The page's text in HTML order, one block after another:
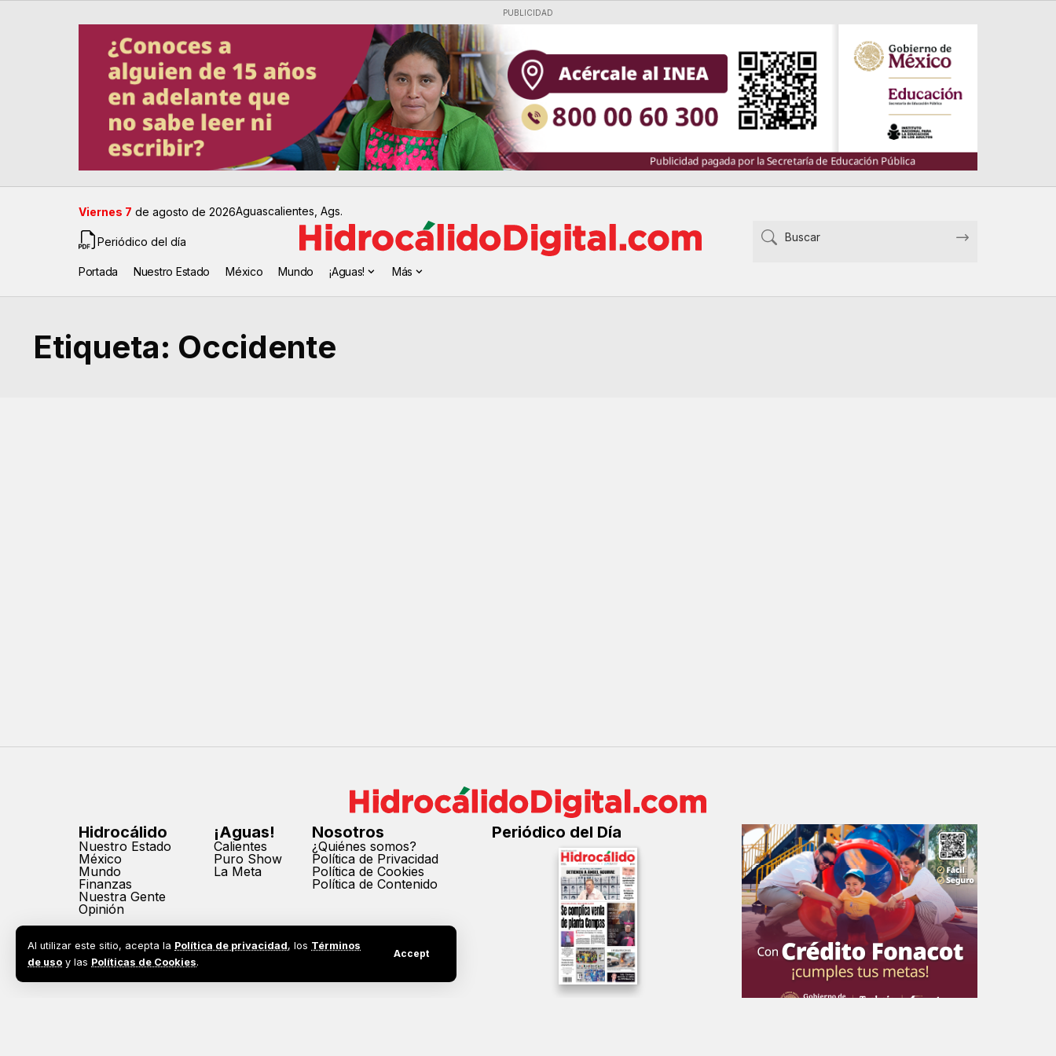
Al utilizar este sitio, acepta la Política de privacidad, los Términos
de uso y las Políticas de Cookies.
Accept
PUBLICIDAD
Viernes 7 de agosto de 2026Aguascalientes, Ags.
Periódico del día
Portada Nuestro Estado México Mundo ¡Aguas! Más
Etiqueta: Occidente
Hidrocálido
Nuestro Estado
México
Mundo
Finanzas
Nuestra Gente
Opinión
¡Aguas!
Calientes
Puro Show
La Meta
Nosotros
¿Quiénes somos?
Política de Privacidad
Política de Cookies
Política de Contenido
Periódico del Día